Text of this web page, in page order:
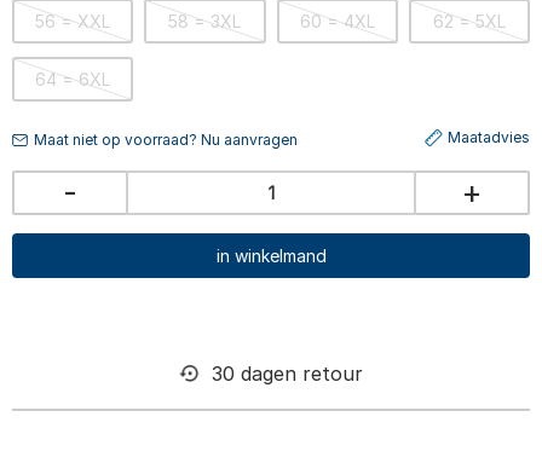
56 = XXL 58 = 3XL 60 = 4XL 62 = 5XL
64 = 6XL
Maat niet op voorraad? Nu aanvragen Maatadvies
- +
in winkelmand
30 dagen retour